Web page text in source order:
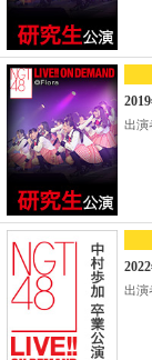
出演
出演